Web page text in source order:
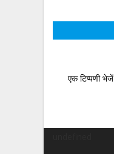
एक टिप्पणी भेजें